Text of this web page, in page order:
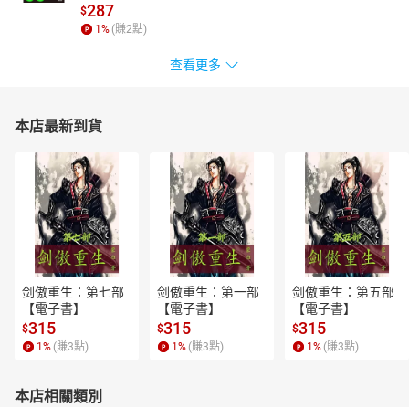
$287
1 % (賺2點)
查看更多
本店最新到貨
剑傲重生：第七部
【電子書】
$315
1 % (賺3點)
剑傲重生：第一部
【電子書】
$315
1 % (賺3點)
剑傲重生：第五部
【電子書】
$315
1 % (賺3點)
本店相關類別